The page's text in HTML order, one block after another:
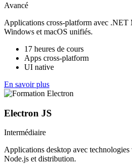
Avancé
Applications cross-platform avec
Windows et macOS unifiés.
17 heures de cours
Apps cross-platform
UI native
En savoir plus
Electron JS
Intermédiaire
Applications desktop avec
Node.js et distribution.